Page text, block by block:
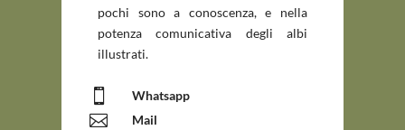
pochi sono a conoscenza, e nella
potenza comunicativa degli albi
illustrati.
 Whatsapp
 Mail